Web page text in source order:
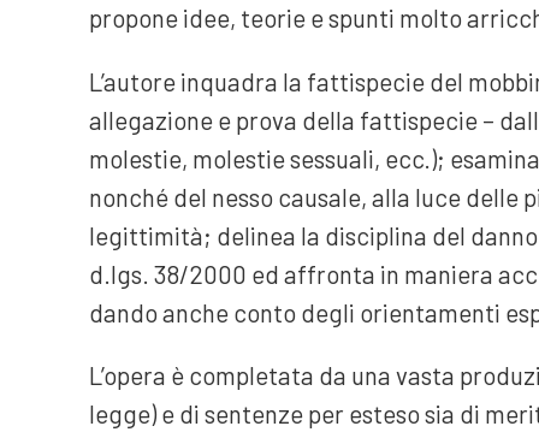
propone idee, teorie e spunti molto
L’autore inquadra la fattispecie del
allegazione e prova della fattispecie –
molestie, molestie sessuali, ecc.);
nonché del nesso causale, alla luce
legittimità; delinea la disciplina del
d.lgs. 38/2000 ed affronta in maniera
dando anche conto degli orientamenti
L’opera è completata da una vasta
legge) e di sentenze per esteso sia di